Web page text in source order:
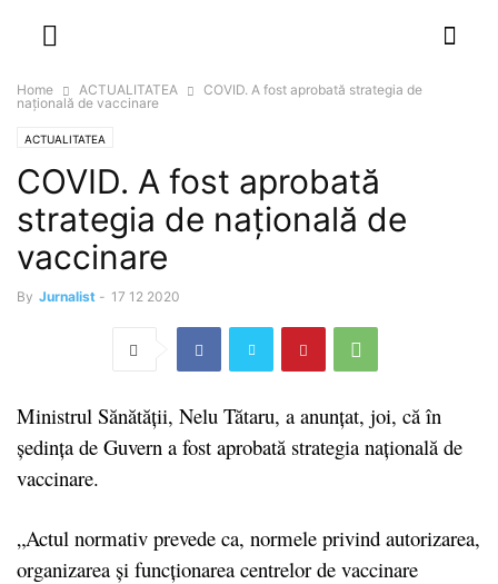
Home ACTUALITATEA
COVID. A fost aprobată strategia de
națională de vaccinare
ACTUALITATEA
COVID. A fost aprobată
strategia de națională de
vaccinare
By Jurnalist - 17 12 2020
Ministrul Sănătății, Nelu Tătaru, a anunțat, joi, că în
ședința de Guvern a fost aprobată strategia națională de
vaccinare.
„Actul normativ prevede ca, normele privind autorizarea,
organizarea și funcționarea centrelor de vaccinare